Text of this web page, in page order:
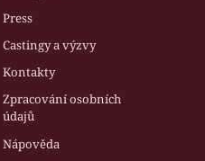
Press
Castingy a výzvy
Kontakty
Zpracování osobních
údajů
Nápověda